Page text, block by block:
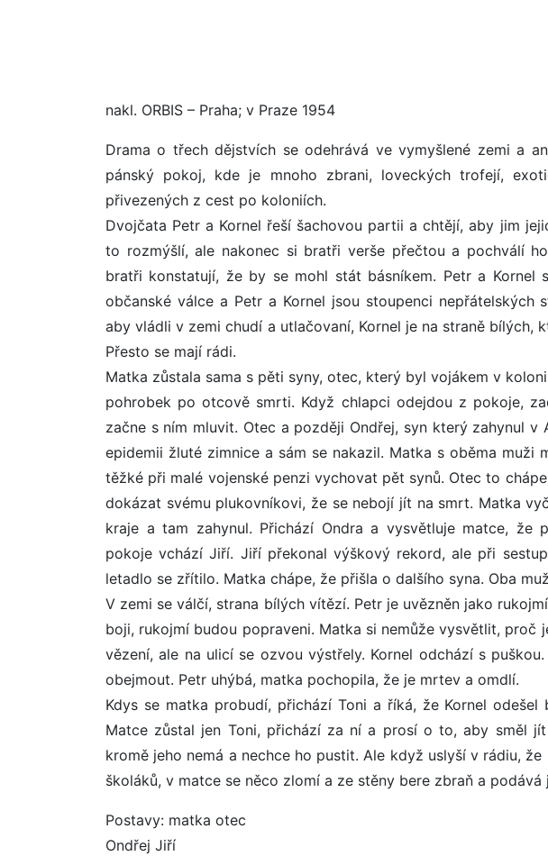
nakl. ORBIS – Praha; v Praze 1954
Drama o třech dějstvích se odehrává ve vymyšlené zemi a
pánský pokoj, kde je mnoho zbrani, loveckých trofejí,
přivezených z cest po koloniích.
Dvojčata Petr a Kornel řeší šachovou partii a chtějí, aby jim
to rozmýšlí, ale nakonec si bratři verše přečtou a pochválí
bratři konstatují, že by se mohl stát básníkem. Petr a Kornel
občanské válce a Petr a Kornel jsou stoupenci nepřátelských
aby vládli v zemi chudí a utlačovaní, Kornel je na straně bílých,
Přesto se mají rádi.
Matka zůstala sama s pěti syny, otec, který byl vojákem v
pohrobek po otcově smrti. Když chlapci odejdou z pokoje,
začne s ním mluvit. Otec a později Ondřej, syn který zahynul
epidemii žluté zimnice a sám se nakazil. Matka s oběma
těžké při malé vojenské penzi vychovat pět synů. Otec to
dokázat svému plukovníkovi, že se nebojí jít na smrt. Matka
kraje a tam zahynul. Přichází Ondra a vysvětluje matce, že
pokoje vchází Jiří. Jiří překonal výškový rekord, ale při
letadlo se zřítilo. Matka chápe, že přišla o dalšího syna. Oba
V zemi se válčí, strana bílých vítězí. Petr je uvězněn jako
boji, rukojmí budou popraveni. Matka si nemůže vysvětlit, proč
vězení, ale na ulicí se ozvou výstřely. Kornel odchází s
obejmout. Petr uhýbá, matka pochopila, že je mrtev a omdlí.
Kdys se matka probudí, přichází Toni a říká, že Kornel
Matce zůstal jen Toni, přichází za ní a prosí o to, aby směl
kromě jeho nemá a nechce ho pustit. Ale když uslyší v rádiu,
školáků, v matce se něco zlomí a ze stěny bere zbraň a podává
Postavy: matka otec
Ondřej Jiří